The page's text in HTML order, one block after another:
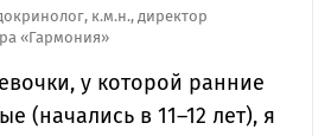
к.м.н., директор
«Гармония»
у которой ранние
(начались в 11–12 лет), я